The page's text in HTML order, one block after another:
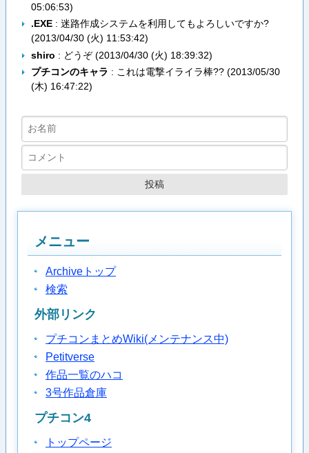
05:06:53)
.EXE: 迷路作成システムを利用してもよろしいですか?
(2013/04/30 (火) 11:53:42)
shiro : どうぞ (2013/04/30 (火) 18:39:32)
プチコンのキャラ : これは電撃イライラ棒?? (2013/05/30
(木) 16:47:22)
メニュー
Archiveトップ
検索
外部リンク
プチコンまとめWiki(メンテナンス中)
Petitverse
作品一覧のハコ
3号作品倉庫
プチコン4
トップページ